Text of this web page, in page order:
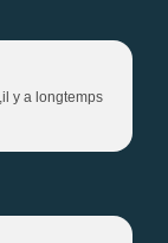
y a longtemps